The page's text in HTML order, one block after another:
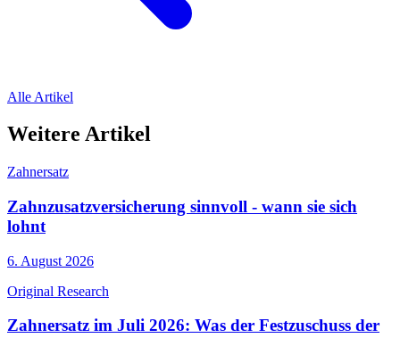
Alle Artikel
Weitere Artikel
Zahnersatz
Zahnzusatzversicherung sinnvoll - wann sie sich
lohnt
6. August 2026
Original Research
Zahnersatz im Juli 2026: Was der Festzuschuss der